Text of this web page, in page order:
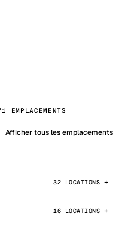
Afficher tous les emplacements
32 LOCATIONS
16 LOCATIONS